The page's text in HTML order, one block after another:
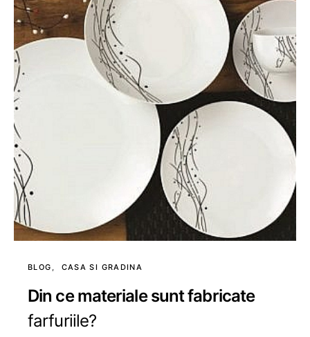
BLOG CASA SI GRADINA
Din ce materiale sunt fabricate
farfuriile?